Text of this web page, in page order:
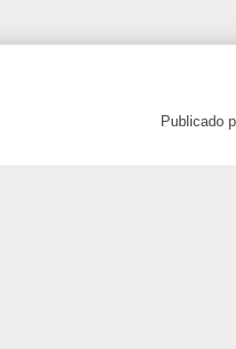
Publicado